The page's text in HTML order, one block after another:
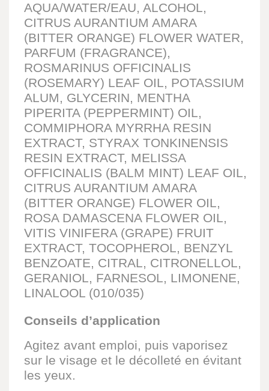
AQUA/WATER/EAU, ALCOHOL,
CITRUS AURANTIUM AMARA
(BITTER ORANGE) FLOWER WATER,
PARFUM (FRAGRANCE),
ROSMARINUS OFFICINALIS
(ROSEMARY) LEAF OIL, POTASSIUM
ALUM, GLYCERIN, MENTHA
PIPERITA (PEPPERMINT) OIL,
COMMIPHORA MYRRHA RESIN
EXTRACT, STYRAX TONKINENSIS
RESIN EXTRACT, MELISSA
OFFICINALIS (BALM MINT) LEAF OIL,
CITRUS AURANTIUM AMARA
(BITTER ORANGE) FLOWER OIL,
ROSA DAMASCENA FLOWER OIL,
VITIS VINIFERA (GRAPE) FRUIT
EXTRACT, TOCOPHEROL, BENZYL
BENZOATE, CITRAL, CITRONELLOL,
GERANIOL, FARNESOL, LIMONENE,
LINALOOL (010/035)
Conseils d’application
Agitez avant emploi, puis vaporisez
sur le visage et le décolleté en évitant
les yeux.